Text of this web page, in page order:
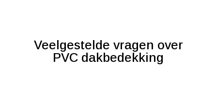
Veelgestelde vragen over
PVC dakbedekking